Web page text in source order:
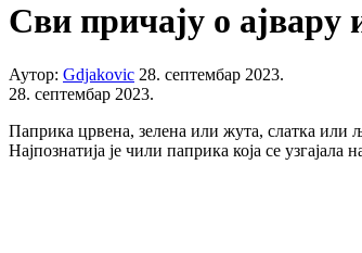
Сви причају о ајвару
Аутор: Gdjakovic 28. септембар 2023.
28. септембар 2023.
Паприка црвена, зелена или жута, слатка или
Најпознатија је чили паприка која се